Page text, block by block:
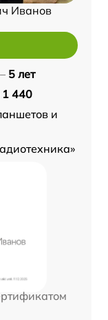
Иванов
5 лет
1 440
и